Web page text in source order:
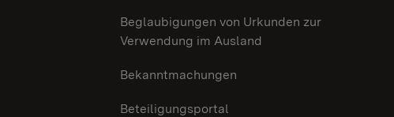
Beglaubigungen von Urkunden zur
Verwendung im Ausland
Bekanntmachungen
Beteiligungsportal